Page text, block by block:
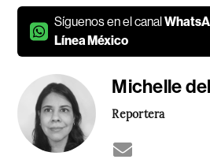
Síguenos en el canal
Línea México
Michelle
Reportera